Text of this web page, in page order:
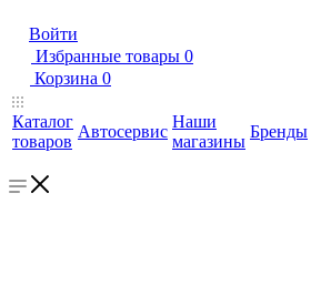
Войти
Избранные товары 0
Корзина 0
Каталог
товаров
Автосервис
Наши
магазины
Бренды